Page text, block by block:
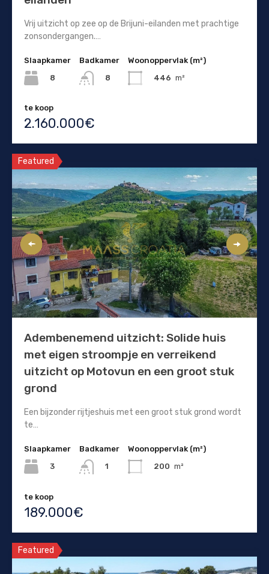
Vrij uitzicht op zee op de Brijuni-eilanden met prachtige
zonsondergangen.…
Slaapkamer
8
Badkamer
8
Woonoppervlak (m²)
446 m²
te koop
2.160.000€
Featured
Adembenemend uitzicht: Solide huis
met eigen stroompje en verreikend
uitzicht op Motovun en een groot stuk
grond
Een bijzonder rijtjeshuis met een groot stuk grond wordt
te…
Slaapkamer
3
Badkamer
1
Woonoppervlak (m²)
200 m²
te koop
189.000€
Featured